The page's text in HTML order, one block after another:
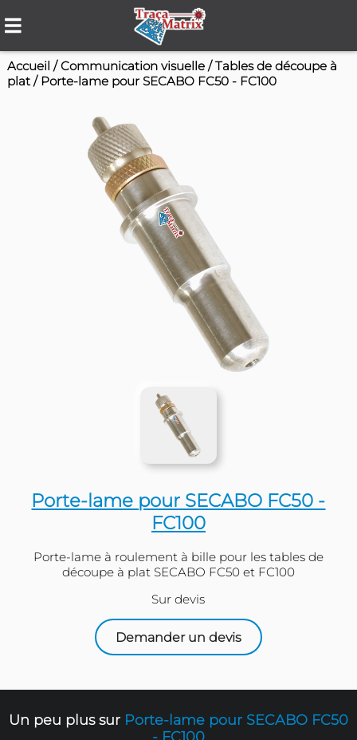
Accueil/Communication visuelle/Tables de
Porte-lame pour SECABO
FC100
Porte-lame à roulement à bille pour les
découpe à plat SECABO FC50 et